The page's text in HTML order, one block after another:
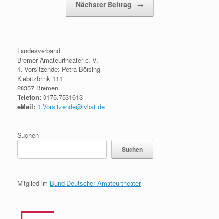
Nächster Beitrag →
Landesverband
Bremer Amateurtheater e. V.
1. Vorsitzende: Petra Börsing
Kiebitzbrink 111
28357 Bremen
Telefon: 0175.7531613
eMail: 1.Vorsitzende@lvbat.de
Suchen
Suchen
Mitglied im Bund Deutscher Amateurtheater